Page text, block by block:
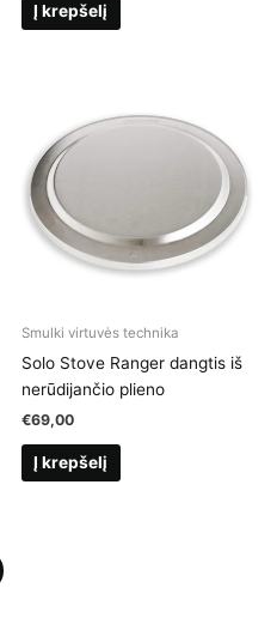
Į krepšelį
Smulki virtuvės technika
Solo Stove Ranger dangtis iš
nerūdijančio plieno
€69,00
Į krepšelį